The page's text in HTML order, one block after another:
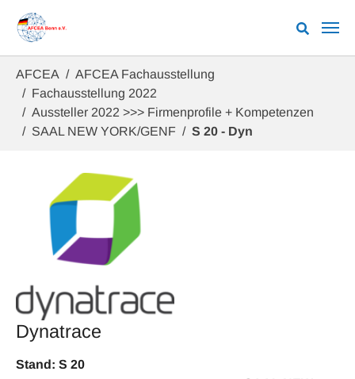
AFCEA
AFCEA Fachausstellung
Fachausstellung 2022
Aussteller 2022 >>> Firmenprofile + Kompetenzen
SAAL NEW YORK/GENF
S 20 - Dyn
Dynatrace
Stand: S 20